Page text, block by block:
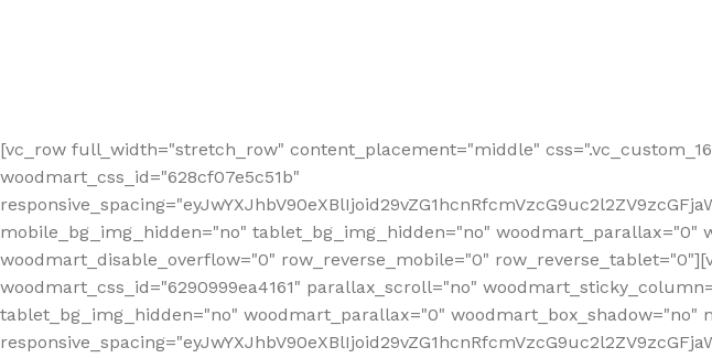
[vc_row full_width="stretch_row" content_placement="middle"
woodmart_css_id="628cf07e5c51b"
mobile_bg_img_hidden="no" tablet_bg_img_hidden="no"
woodmart_disable_overflow="0" row_reverse_mobile="0"
woodmart_css_id="6290999ea4161" parallax_scroll="no"
tablet_bg_img_hidden="no" woodmart_parallax="0"